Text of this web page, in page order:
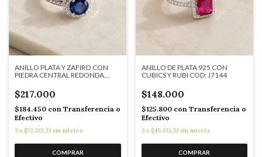
ANILLO PLATA Y ZAFIRO CON
PIEDRA CENTRAL REDONDA
$217.000
$184.450 con Transferencia o
Efectivo
3 x $72.333,33 sin interés
ANILLO DE PLATA 925 CON
CUBICS Y RUBI COD: J7144
$148.000
$125.800 con Transferencia o
Efectivo
3 x $49.333,33 sin interés